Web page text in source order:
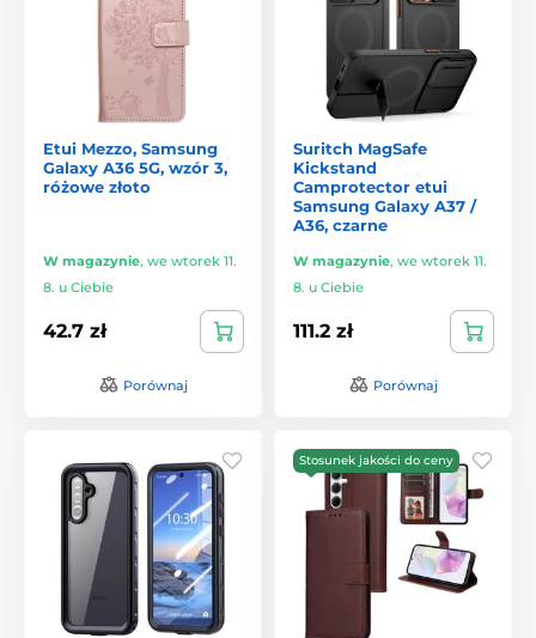
Etui Mezzo, Samsung
Galaxy A36 5G, wzór 3,
różowe złoto
W magazynie, we wtorek 11.
8. u Ciebie
42.7 zł
Porównaj
Suritch MagSafe
Kickstand
Camprotector etui
Samsung Galaxy A37 /
A36, czarne
W magazynie, we wtorek 11.
8. u Ciebie
111.2 zł
Porównaj
Stosunek jakości do ceny